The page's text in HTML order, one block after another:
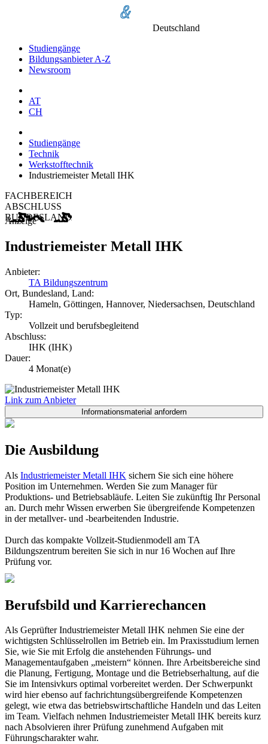
Deutschland
Studiengänge
Bildungsanbieter A-Z
Newsroom
AT
CH
Studiengänge
Technik
Werkstofftechnik
Industriemeister Metall IHK
FACHBEREICH
ABSCHLUSS
BUNDESLAND
Anzeige
Industriemeister Metall IHK
Anbieter:
TA Bildungszentrum
Ort, Bundesland, Land:
Hameln, Göttingen, Hannover, Niedersachsen, Deutschland
Typ:
Vollzeit und berufsbegleitend
Abschluss:
IHK (IHK)
Dauer:
4 Monat(e)
Link zum Anbieter
Die Ausbildung
Als Industriemeister Metall IHK sichern Sie sich eine höhere
Position im Unternehmen. Werden Sie zum Manager für
Produktions- und Betriebsabläufe. Leiten Sie zukünftig Ihr Personal
an. Durch mehr Wissen erwerben Sie übergreifende Kompetenzen
in der metallver- und -bearbeitenden Industrie.
Durch das kompakte Vollzeit-Studienmodell am TA
Bildungszentrum bereiten Sie sich in nur 16 Wochen auf Ihre
Prüfung vor.
Berufsbild und Karrierechancen
Als Geprüfter Industriemeister Metall IHK nehmen Sie eine der
wichtigsten Schlüsselrollen im Betrieb ein. Im Praxisstudium lernen
Sie, wie Sie mit Erfolg die anstehenden Führungs- und
Managementaufgaben „meistern“ können. Ihre Arbeitsbereiche sind
die Planung, Fertigung, Montage und die Betriebserhaltung, auf die
Sie im Intensivkurs optimal vorbereitet werden. Der Schwerpunkt
wird hier ebenso auf fachrichtungsübergreifende Kompetenzen
gelegt, wie etwa das betriebswirtschaftliche Handeln und das Leiten
im Team. Vielfach nehmen Industriemeister Metall IHK bereits kurz
nach Absolvieren ihrer Prüfung zunehmend Aufgaben mit
Führungscharakter wahr.